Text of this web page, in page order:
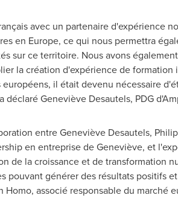
avec un partenaire d'expérience
en Europe, ce qui nous permettra
sur ce territoire. Nous avons
la création d'expérience de
il était devenu nécessaire
déclaré Geneviève Desautels, PDG
entre Geneviève Desautels,
en entreprise de Geneviève, et
de la croissance et de transformation
pouvant générer des résultats positifs
associé responsable du marché